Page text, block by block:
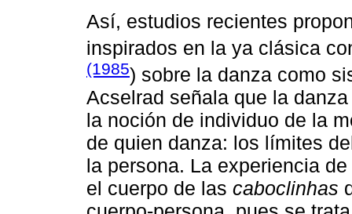
Así, estudios recientes
inspirados en la ya clásica
(1985) sobre la danza como
Acselrad señala que la
la noción de individuo de la
de quien danza: los límites
la persona. La experiencia
el cuerpo de las caboclinhas